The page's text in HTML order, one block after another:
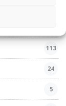
113
24
5